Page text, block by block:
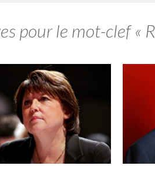
pour le mot-clef «